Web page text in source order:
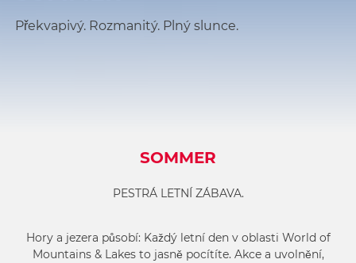
Překvapivý. Rozmanitý. Plný slunce.
SOMMER
PESTRÁ LETNÍ ZÁBAVA.
Hory a jezera působí: Každý letní den v oblasti World of
Mountains & Lakes to jasně pocítíte. Akce a uvolnění,